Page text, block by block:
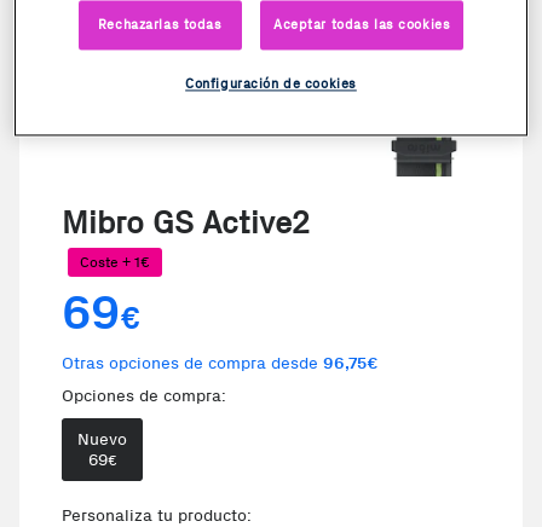
Mibro GS Active2
Coste + 1€
69€
Otras opciones de compra desde 96,75€
Opciones de compra:
Nuevo
69€
Personaliza tu producto:
Rechazarlas todas Aceptar todas las cookies
Configuración de cookies